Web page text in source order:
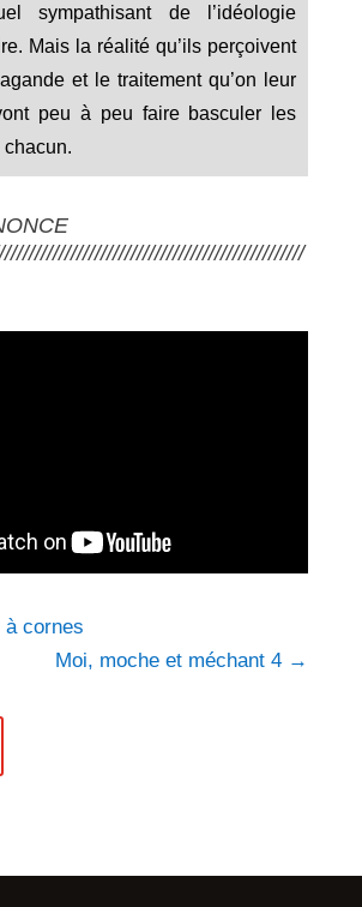
sympathisant de l’idéologie
Mais la réalité qu’ils perçoivent
et le traitement qu’on leur
peu à peu faire basculer les
à cornes
Moi, moche et méchant 4 →